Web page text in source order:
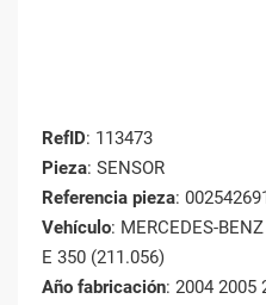
RefID: 113473
Pieza: SENSOR
Referencia pieza:
Vehículo: MERCEDES-
E 350 (211.056)
Año fabricación: 2004 2005